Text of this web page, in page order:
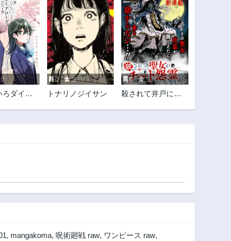
1年前 1年前
第5話
1年前
第4話
1年前
第1話
1年前
ろダイア
0 3
トナリノジイサン
0 5
殺されて井戸に捨
した
, mangakoma, 呪術廻戦 raw, ワンピース raw,